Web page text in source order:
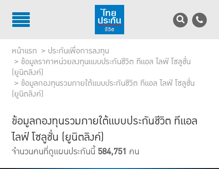
บริการลูกค้า
บริการตัวแทน
นักลงทุนสัมพันธ์
เพื่อสังคมไทย
หน้าแรก
ประกันเพื่อการลงทุน
ข้อมูลราคาหน่วยลงทุนแบบประกันชีวิต ทีแอล ไลฟ์ โซลูชั่น
(ยูนิตลิงค์)
ข้อมูลกองทุนรวมภายใต้แบบประกันชีวิต ทีแอล ไลฟ์ โซลูชั่น
(ยูนิตลิงค์)
ข้อมูลกองทุนรวมภายใต้แบบประกันชีวิต ทีแอล
ไลฟ์ โซลูชั่น (ยูนิตลิงค์)
จำนวนคนที่ดูแผนประกันนี้584,751 คน